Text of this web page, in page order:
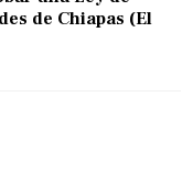
de Chiapas (El